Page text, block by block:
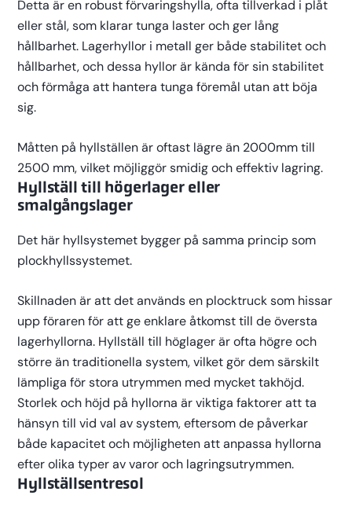
Detta är en robust förvaringshylla, ofta tillverkad i plåt
eller stål, som klarar tunga laster och ger lång
hållbarhet. Lagerhyllor i metall ger både stabilitet och
hållbarhet, och dessa hyllor är kända för sin stabilitet
och förmåga att hantera tunga föremål utan att böja
sig.
Måtten på hyllställen är oftast lägre än 2000mm till
2500 mm, vilket möjliggör smidig och effektiv lagring.
Hyllställ till högerlager eller
smalgångslager
Det här hyllsystemet bygger på samma princip som
plockhyllssystemet.
Skillnaden är att det används en plocktruck som hissar
upp föraren för att ge enklare åtkomst till de översta
lagerhyllorna. Hyllställ till höglager är ofta högre och
större än traditionella system, vilket gör dem särskilt
lämpliga för stora utrymmen med mycket takhöjd.
Storlek och höjd på hyllorna är viktiga faktorer att ta
hänsyn till vid val av system, eftersom de påverkar
både kapacitet och möjligheten att anpassa hyllorna
efter olika typer av varor och lagringsutrymmen.
Hyllställsentresol